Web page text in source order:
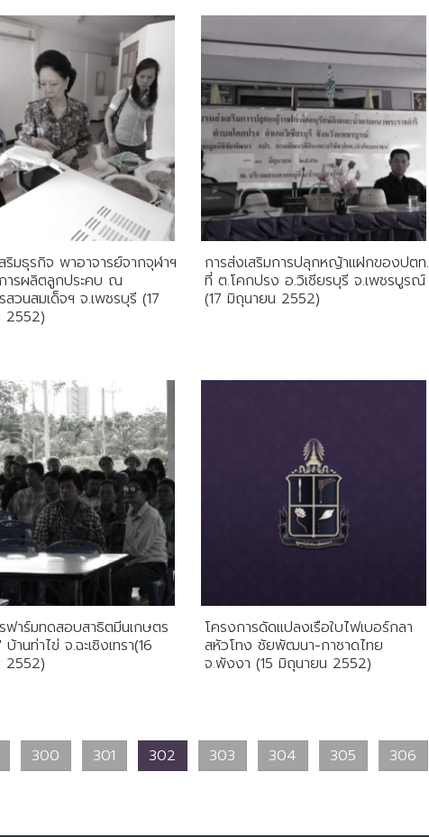
ริมธุรกิจ พาอาจารย์จากจุฬาฯ
ารผลิตลูกประคบ ณ
สวนสมเด็จฯ จ.เพชรบุรี (17
2552)
การส่งเสริมการปลุกหญ้าแฝกของปตท.
ที่ ต.โคกปรง อ.วิเชียรบุรี จ.เพชรบูรณ์
(17 มิถุนายน 2552)
ฟาร์มทดสอบสาธิตมีนเกษตร
านท่าไข่ จ.ฉะเชิงเทรา(16
2552)
โครงการดัดแปลงเรือใบไฟเบอร์กลา
สหัวโทง ชัยพัฒนา-กาชาดไทย
จ.พังงา (15 มิถุนายน 2552)
300 301 302 303 304 305 306